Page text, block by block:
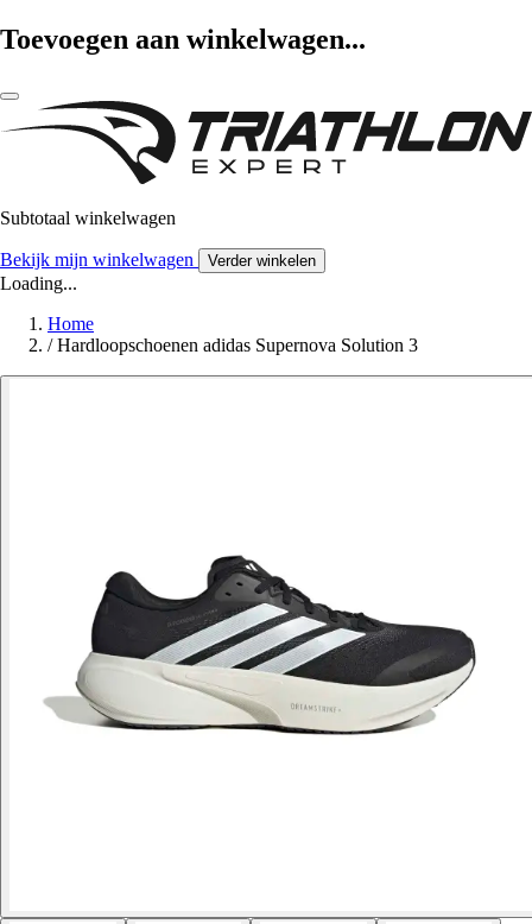
Toevoegen aan winkelwagen...
Subtotaal winkelwagen
Bekijk mijn winkelwagen Verder winkelen
Loading...
Home
/ Hardloopschoenen adidas Supernova Solution 3